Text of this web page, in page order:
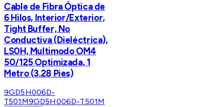
Cable de Fibra Óptica de
6 Hilos, Interior/Exterior,
Tight Buffer, No
Conductiva (Dieléctrica),
LS0H, Multimodo OM4
50/125 Optimizada, 1
Metro (3.28 Pies)
9GD5H006D-
T501M9GD5H006D-T501M